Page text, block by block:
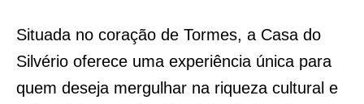
Situada no coração de Tormes, a Casa do
Silvério oferece uma experiência única para
quem deseja mergulhar na riqueza cultural e